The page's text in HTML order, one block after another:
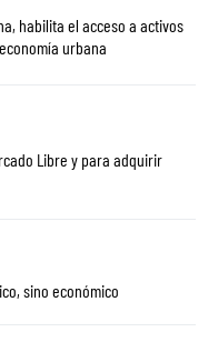
urbana
Libre y para adquirir
sino económico